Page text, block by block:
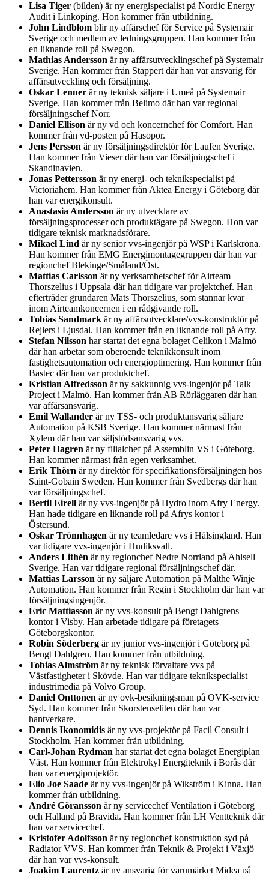
Lisa Tiger (bilden) är ny energispecialist på Nordic Energy
Audit i Linköping. Hon kommer från utbildning.
John Lindblom blir ny affärschef för Service på Systemair
Sverige och medlem av ledningsgruppen. Han kommer från
en liknande roll på Swegon.
Mathias Andersson är ny affärsutvecklingschef på Systemair
Sverige. Han kommer från Stappert där han var ansvarig för
affärsutveckling och försäljning.
Oskar Lenner är ny teknisk säljare i Umeå på Systemair
Sverige. Han kommer från Belimo där han var regional
försäljningschef Norr.
Daniel Ellison är ny vd och koncernchef för Comfort. Han
kommer från vd-posten på Hasopor.
Jens Persson är ny försäljningsdirektör för Laufen Sverige.
Han kommer från Vieser där han var försäljningschef i
Skandinavien.
Jonas Pettersson är ny energi- och teknikspecialist på
Victoriahem. Han kommer från Aktea Energy i Göteborg där
han var energikonsult.
Anastasia Andersson är ny utvecklare av
försäljningsprocesser och produktägare på Swegon. Hon var
tidigare teknisk marknadsförare.
Mikael Lind är ny senior vvs-ingenjör på WSP i Karlskrona.
Han kommer från EMG Energimontagegruppen där han var
regionchef Blekinge/Småland/Öst.
Mattias Carlsson är ny verksamhetschef för Airteam
Thorszelius i Uppsala där han tidigare var projektchef. Han
efterträder grundaren Mats Thorszelius, som stannar kvar
inom Airteamkoncernen i en rådgivande roll.
Tobias Sandmark är ny affärsutvecklare/vvs-konstruktör på
Rejlers i Ljusdal. Han kommer från en liknande roll på Afry.
Stefan Nilsson har startat det egna bolaget Celikon i Malmö
där han arbetar som oberoende teknikkonsult inom
fastighetsautomation och energioptimering. Han kommer från
Bastec där han var produktchef.
Kristian Alfredsson är ny sakkunnig vvs-ingenjör på Talk
Project i Malmö. Han kommer från AB Rörläggaren där han
var affärsansvarig.
Emil Wallander är ny TSS- och produktansvarig säljare
Automation på KSB Sverige. Han kommer närmast från
Xylem där han var säljstödsansvarig vvs.
Peter Hagren är ny filialchef på Assemblin VS i Göteborg.
Han kommer närmast från egen verksamhet.
Erik Thörn är ny direktör för specifikationsförsäljningen hos
Saint-Gobain Sweden. Han kommer från Svedbergs där han
var försäljningschef.
Bertil Eirell är ny vvs-ingenjör på Hydro inom Afry Energy.
Han hade tidigare en liknande roll på Afrys kontor i
Östersund.
Oskar Trönnhagen är ny teamledare vvs i Hälsingland. Han
var tidigare vvs-ingenjör i Hudiksvall.
Anders Lithén är ny regionchef Nedre Norrland på Ahlsell
Sverige. Han var tidigare regional försäljningschef där.
Mattias Larsson är ny säljare Automation på Malthe Winje
Automation. Han kommer från Regin i Stockholm där han var
försäljningsingenjör.
Eric Mattiasson är ny vvs-konsult på Bengt Dahlgrens
kontor i Visby. Han arbetade tidigare på företagets
Göteborgskontor.
Robin Söderberg är ny junior vvs-ingenjör i Göteborg på
Bengt Dahlgren. Han kommer från utbildning.
Tobias Almström är ny teknisk förvaltare vvs på
Västfastigheter i Skövde. Han var tidigare teknikspecialist
industrimedia på Volvo Group.
Daniel Onttonen är ny ovk-besikningsman på OVK-service
Syd. Han kommer från Skorstenseliten där han var
hantverkare.
Dennis Ikonomidis är ny vvs-projektör på Facil Consult i
Stockholm. Han kommer från utbildning.
Carl-Johan Rydman har startat det egna bolaget Energiplan
Väst. Han kommer från Elektrokyl Energiteknik i Borås där
han var energiprojektör.
Elio Joe Saade är ny vvs-ingenjör på Wikström i Kinna. Han
kommer från utbildning.
André Göransson är ny servicechef Ventilation i Göteborg
och Halland på Bravida. Han kommer från LH Ventteknik där
han var servicechef.
Kristofer Adolfsson är ny regionchef konstruktion syd på
Radiator VVS. Han kommer från Teknik & Projekt i Växjö
där han var vvs-konsult.
Joakim Laurentz är ny ansvarig för varumärket Midea på